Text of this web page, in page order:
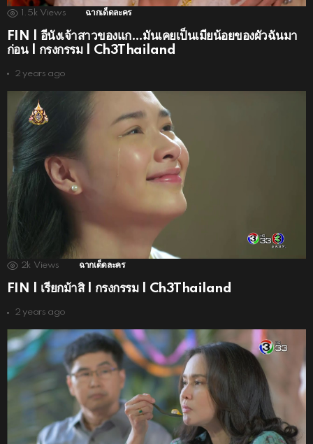
1.5k Views ฉากเด็ดละคร
FIN | อีนังเจ้าสาวของแก…มันเคยเป็นเมียน้อยของผัวฉันมา
ก่อน | กรงกรรม | Ch3Thailand
2 years ago
2k Views ฉากเด็ดละคร
FIN | เรียกม้าสิ | กรงกรรม | Ch3Thailand
2 years ago